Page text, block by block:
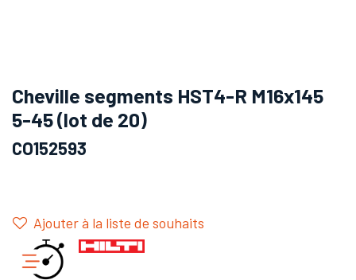
Cheville segments HST4-R M16x145
5-45 (lot de 20)
CO152593
Ajouter à la liste de souhaits